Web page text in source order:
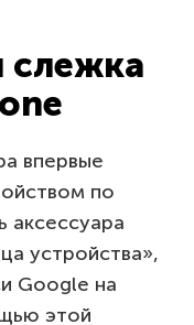
слежка
впервые
по
аксессуара
устройства»,
Google на
этой